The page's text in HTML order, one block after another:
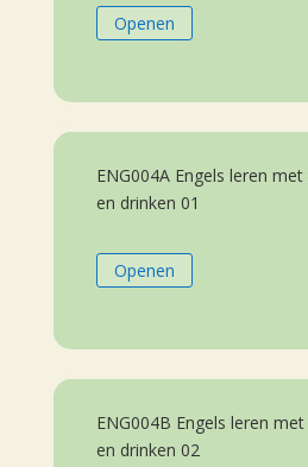
Openen
ENG004A Engels leren
en drinken 01
Openen
ENG004B Engels leren
en drinken 02